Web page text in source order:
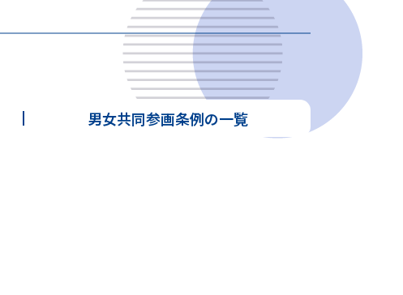
男女共同参画条例の一覧